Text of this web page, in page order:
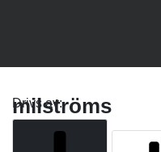
Drivs av:
milströms